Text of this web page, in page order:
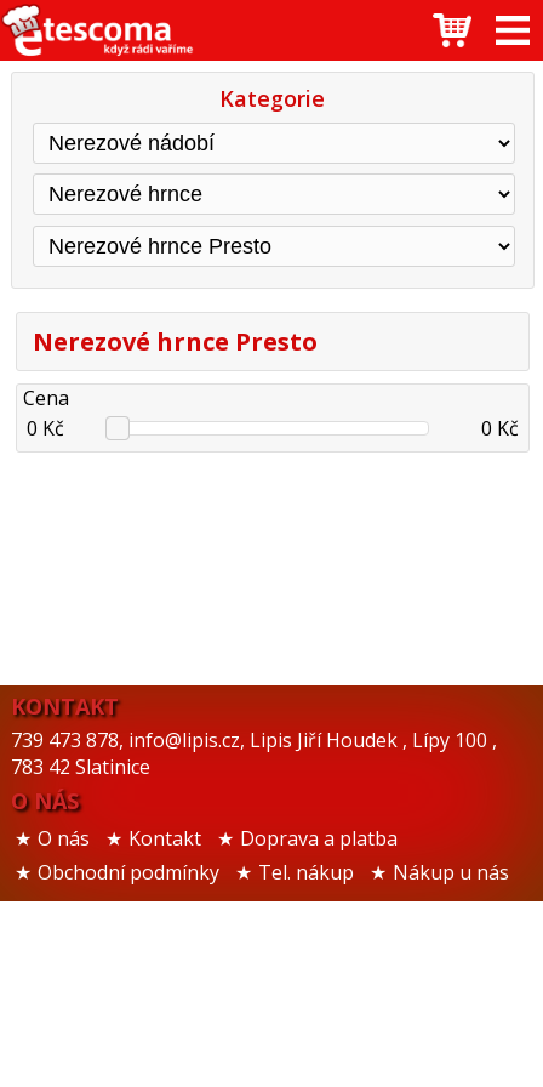
Kategorie
Nerezové hrnce Presto
Cena
0 Kč
0 Kč
KONTAKT
739 473 878, info@lipis.cz, Lipis Jiří Houdek , Lípy 100 ,
783 42 Slatinice
O NÁS
O nás Kontakt
Doprava a platba
Obchodní podmínky
Tel. nákup Nákup u nás